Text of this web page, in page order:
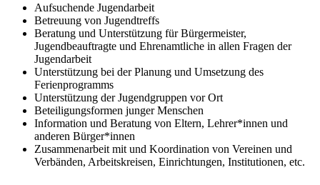
Aufsuchende Jugendarbeit
Betreuung von Jugendtreffs
Beratung und Unterstützung für Bürgermeister,
Jugendbeauftragte und Ehrenamtliche in allen Fragen der
Jugendarbeit
Unterstützung bei der Planung und Umsetzung des
Ferienprogramms
Unterstützung der Jugendgruppen vor Ort
Beteiligungsformen junger Menschen
Information und Beratung von Eltern, Lehrer*innen und
anderen Bürger*innen
Zusammenarbeit mit und Koordination von Vereinen und
Verbänden, Arbeitskreisen, Einrichtungen, Institutionen, etc.